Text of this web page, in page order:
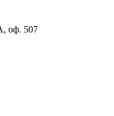
оф. 507